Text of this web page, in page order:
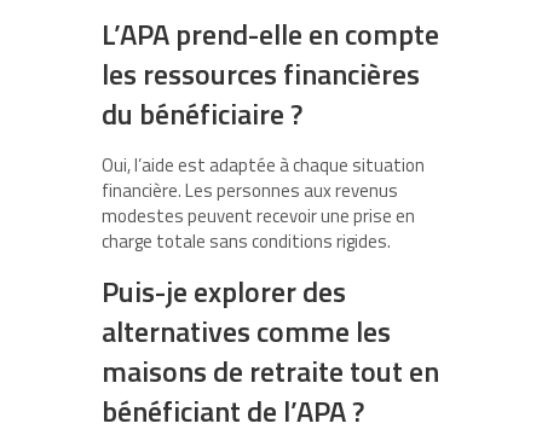
L’APA prend-elle en compte
les ressources financières
du bénéficiaire ?
Oui, l’aide est adaptée à chaque situation
financière. Les personnes aux revenus
modestes peuvent recevoir une prise en
charge totale sans conditions rigides.
Puis-je explorer des
alternatives comme les
maisons de retraite tout en
bénéficiant de l’APA ?